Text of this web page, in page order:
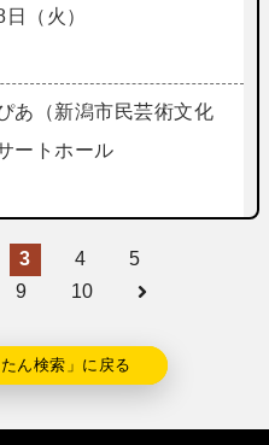
（火）
あ（新潟市民芸術文化
ートホール
3 4
5
9 10
ん検索」に戻る